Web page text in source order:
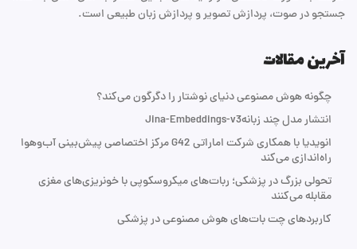
جستجو در صوت، پردازش تصویر و پردازش زبان طبیعی است.
آخرین مقالات
چگونه هوش مصنوعی دنیای نوشتار را دگرگون می‌کند؟
انتشار مدل چند زبانهJina-Embeddings-v3
انویدیا با همکاری شرکت اماراتی G42 مرکز اختصاصی پیش‌بینی آب‌و‌هوا
راه‌اندازی می‌کند
تحولی بزرگ در پزشکی؛ ربات‌های میکروسکوپی با خونریزی‌های مغزی
مقابله می‌کنند
کاربردهای چت بات‌های هوش مصنوعی در پزشکی